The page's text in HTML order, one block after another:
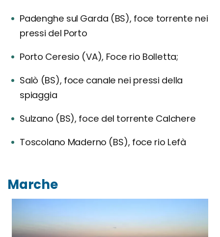
Padenghe sul Garda (BS), foce torrente nei
pressi del Porto
Porto Ceresio (VA), Foce rio Bolletta;
Salò (BS), foce canale nei pressi della
spiaggia
Sulzano (BS), foce del torrente Calchere
Toscolano Maderno (BS), foce rio Lefà
Marche